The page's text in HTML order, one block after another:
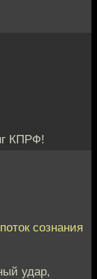
КПРФ!
сознания
удар,